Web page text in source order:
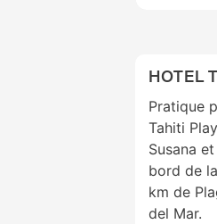
HOTEL
Pratique
Tahiti
Susana
bord de
km de
del Mar.